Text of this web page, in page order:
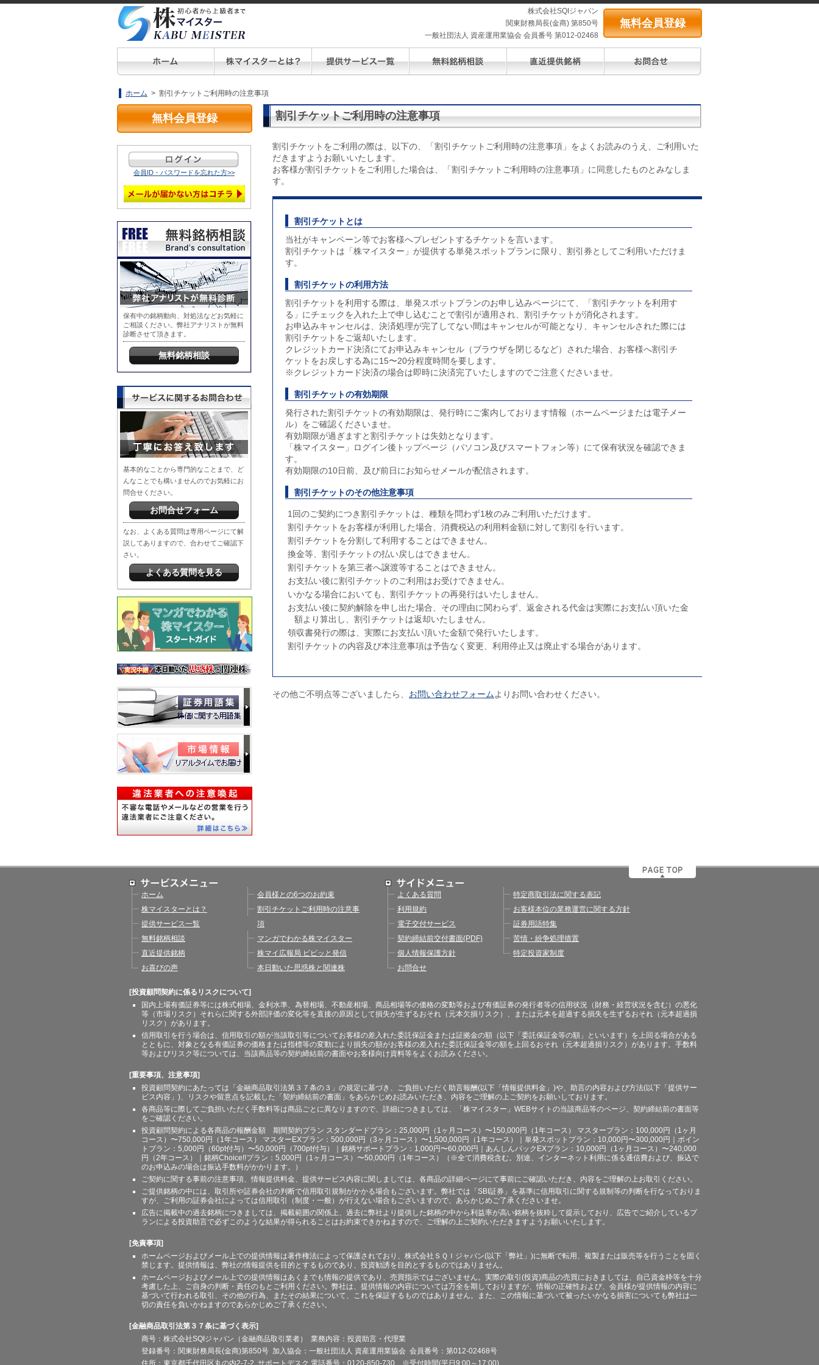
株式会社SQIジャパン
関東財務局長(金商) 第850号
一般社団法人 資産運用業協会 会員番号 第012-02468
無料会員登録
ホーム > 割引チケットご利用時の注意事項
無料会員登録
会員ID・パスワードを忘れた方>>
保有中の銘柄動向、対処法などお気軽に
ご相談ください。弊社アナリストが無料
診断させて頂きます。
無料銘柄相談
基本的なことから専門的なことまで、ど
んなことでも構いませんのでお気軽にお
問合せください。
お問合せフォーム
なお、よくある質問は専用ページにて解
説してありますので、合わせてご確認下
さい。
よくある質問を見る
割引チケットご利用時の注意事項
割引チケットをご利用の際は、以下の、「割引チケットご利用時の注意事項」をよくお読みのうえ、ご利用いた
だきますようお願いいたします。
お客様が割引チケットをご利用した場合は、「割引チケットご利用時の注意事項」に同意したものとみなしま
す。
割引チケットとは
当社がキャンペーン等でお客様へプレゼントするチケットを言います。
割引チケットは「株マイスター」が提供する単発スポットプランに限り、割引券としてご利用いただけま
す。
割引チケットの利用方法
割引チケットを利用する際は、単発スポットプランのお申し込みページにて、「割引チケットを利用す
る」にチェックを入れた上で申し込むことで割引が適用され、割引チケットが消化されます。
お申込みキャンセルは、決済処理が完了してない間はキャンセルが可能となり、キャンセルされた際には
割引チケットをご返却いたします。
クレジットカード決済にてお申込みキャンセル（ブラウザを閉じるなど）された場合、お客様へ割引チ
ケットをお戻しする為に15〜20分程度時間を要します。
※クレジットカード決済の場合は即時に決済完了いたしますのでご注意くださいませ。
割引チケットの有効期限
発行された割引チケットの有効期限は、発行時にご案内しております情報（ホームページまたは電子メー
ル）をご確認くださいませ。
有効期限が過ぎますと割引チケットは失効となります。
「株マイスター」ログイン後トップページ（パソコン及びスマートフォン等）にて保有状況を確認できま
す。
有効期限の10日前、及び前日にお知らせメールが配信されます。
割引チケットのその他注意事項
1回のご契約につき割引チケットは、種類を問わず1枚のみご利用いただけます。
割引チケットをお客様が利用した場合、消費税込の利用料金額に対して割引を行います。
割引チケットを分割して利用することはできません。
換金等、割引チケットの払い戻しはできません。
割引チケットを第三者へ譲渡等することはできません。
お支払い後に割引チケットのご利用はお受けできません。
いかなる場合においても、割引チケットの再発行はいたしません。
お支払い後に契約解除を申し出た場合、その理由に関わらず、返金される代金は実際にお支払い頂いた金
額より算出し、割引チケットは返却いたしません。
領収書発行の際は、実際にお支払い頂いた金額で発行いたします。
割引チケットの内容及び本注意事項は予告なく変更、利用停止又は廃止する場合があります。
その他ご不明点等ございましたら、 お問い合わせフォームよりお問い合わせください。
ホーム
株マイスターとは？
提供サービス一覧
無料銘柄相談
直近提供銘柄
お喜びの声
会員様との6つのお約束
割引チケットご利用時の注意事
項
マンガでわかる株マイスター
株マイ広報局 ビビッと発信
本日動いた思惑株と関連株
よくある質問
利用規約
電子交付サービス
契約締結前交付書面(PDF)
個人情報保護方針
お問合せ
特定商取引法に関する表記
お客様本位の業務運営に関する方針
証券用語特集
苦情・紛争処理措置
特定投資家制度
[投資顧問契約に係るリスクについて]
国内上場有価証券等には株式相場、金利水準、為替相場、不動産相場、商品相場等の価格の変動等および有価証券の発行者等の信用状況（財務・経営状況を含む）の悪化
等（市場リスク）それらに関する外部評価の変化等を直接の原因として損失が生ずるおそれ（元本欠損リスク）、または元本を超過する損失を生ずるおそれ（元本超過損
リスク）があります。
信用取引を行う場合は、信用取引の額が当該取引等についてお客様の差入れた委託保証金または証拠金の額（以下「委託保証金等の額」といいます）を上回る場合がある
とともに、対象となる有価証券の価格または指標等の変動により損失の額がお客様の差入れた委託保証金等の額を上回るおそれ（元本超過損リスク）があります。手数料
等およびリスク等については、当該商品等の契約締結前の書面やお客様向け資料等をよくお読みください。
[重要事項、注意事項]
投資顧問契約にあたっては「金融商品取引法第３７条の３」の規定に基づき、ご負担いただく助言報酬(以下「情報提供料金」)や、助言の内容および方法(以下「提供サー
ビス内容」)、リスクや留意点を記載した「契約締結前の書面」をあらかじめお読みいただき、内容をご理解の上ご契約をお願いしております。
各商品等に際してご負担いただく手数料等は商品ごとに異なりますので、詳細につきましては、「株マイスター」WEBサイトの当該商品等のページ、契約締結前の書面等
をご確認ください。
投資顧問契約による各商品の報酬金額 期間契約プラン スタンダードプラン：25,000円（1ヶ月コース）〜150,000円（1年コース） マスタープラン：100,000円（1ヶ月
コース）〜750,000円（1年コース） マスターEXプラン：500,000円（3ヶ月コース）〜1,500,000円（1年コース）｜単発スポットプラン：10,000円〜300,000円｜ポイン
トプラン：5,000円（60pt付与）〜50,000円（700pt付与）｜銘柄サポートプラン：1,000円〜60,000円｜あんしんパックEXプラン：10,000円（1ヶ月コース）〜240,000
円（2年コース）｜銘柄Choice!!プラン：5,000円（1ヶ月コース）〜50,000円（1年コース）（※全て消費税含む。別途、インターネット利用に係る通信費および、振込で
のお申込みの場合は振込手数料がかかります。）
ご契約に関する事前の注意事項、情報提供料金、提供サービス内容に関しましては、各商品の詳細ページにて事前にご確認いただき、内容をご理解の上お取引ください。
ご提供銘柄の中には、取引所や証券会社の判断で信用取引規制がかかる場合もございます。弊社では「SBI証券」を基準に信用取引に関する規制等の判断を行なっておりま
すが、ご利用の証券会社によっては信用取引（制度・一般）が行えない場合もございますので、あらかじめご了承くださいませ。
広告に掲載中の過去銘柄につきましては、掲載範囲の関係上、過去に弊社より提供した銘柄の中から利益率が高い銘柄を抜粋して提示しており、広告でご紹介しているプ
ランによる投資助言で必ずこのような結果が得られることはお約束できかねますので、ご理解の上ご契約いただきますようお願いいたします。
[免責事項]
ホームページおよびメール上での提供情報は著作権法によって保護されており、株式会社ＳＱＩジャパン(以下「弊社」)に無断で転用、複製または販売等を行うことを固く
禁じます。提供情報は、弊社の情報提供を目的とするものであり、投資勧誘を目的とするものではありません。
ホームページおよびメール上での提供情報はあくまでも情報の提供であり、売買指示ではございません。実際の取引(投資)商品の売買におきましては、自己資金枠等を十分
考慮した上、ご自身の判断・責任のもとご利用ください。弊社は、提供情報の内容については万全を期しておりますが、情報の正確性および、会員様が提供情報の内容に
基づいて行われる取引、その他の行為、またその結果について、これを保証するものではありません。また、この情報に基づいて被ったいかなる損害についても弊社は一
切の責任を負いかねますのであらかじめご了承ください。
[金融商品取引法第３７条に基づく表示]
商号：株式会社SQIジャパン（金融商品取引業者） 業務内容：投資助言・代理業
登録番号：関東財務局長(金商)第850号 加入協会：一般社団法人 資産運用業協会 会員番号：第012-02468号
住所：東京都千代田区丸の内2-7-2 サポートデスク 電話番号：0120-850-730 ※受付時間(平日9:00～17:00)